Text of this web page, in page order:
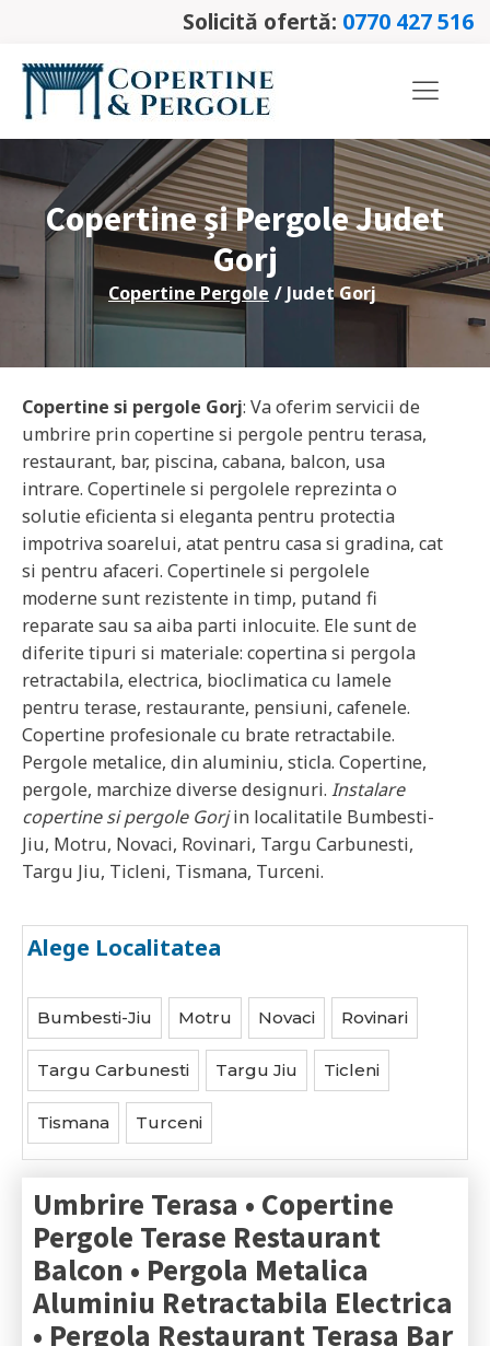
Solicită ofertă: 0770 427 516
Copertine și Pergole Judet
Gorj
Copertine Pergole / JudetGorj
Copertine si pergole Gorj: Va oferim servicii de
umbrire prin copertine si pergole pentru terasa,
restaurant, bar, piscina, cabana, balcon, usa
intrare. Copertinele si pergolele reprezinta o
solutie eficienta si eleganta pentru protectia
impotriva soarelui, atat pentru casa si gradina, cat
si pentru afaceri. Copertinele si pergolele
moderne sunt rezistente in timp, putand fi
reparate sau sa aiba parti inlocuite. Ele sunt de
diferite tipuri si materiale: copertina si pergola
retractabila, electrica, bioclimatica cu lamele
pentru terase, restaurante, pensiuni, cafenele.
Copertine profesionale cu brate retractabile.
Pergole metalice, din aluminiu, sticla. Copertine,
pergole, marchize diverse designuri. Instalare
copertine si pergole Gorjin localitatile Bumbesti-
Jiu, Motru, Novaci, Rovinari, Targu Carbunesti,
Targu Jiu, Ticleni, Tismana, Turceni.
Alege Localitatea
Bumbesti-Jiu Motru Novaci Rovinari
Targu Carbunesti Targu Jiu Ticleni
Tismana Turceni
Umbrire Terasa • Copertine
Pergole Terase Restaurant
Balcon • Pergola Metalica
Aluminiu Retractabila Electrica
• Pergola Restaurant Terasa Bar